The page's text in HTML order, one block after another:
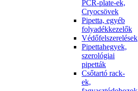
PCR-plate-ek,
Cryocsövek
Pipetta, egyéb
folyadékkezelők
Védőfelszerelések
Pipettahegyek,
szerológiai
pipetták
Csőtartó rack-
ek,